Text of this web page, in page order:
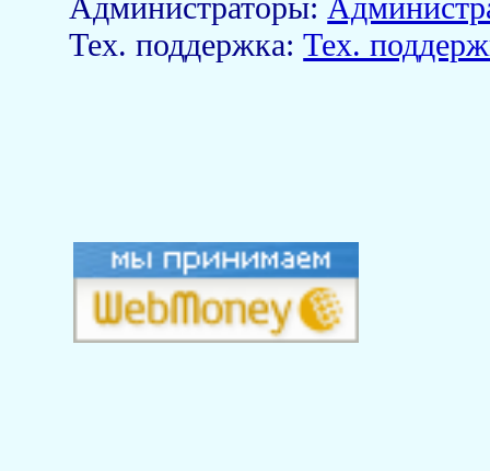
Тех. поддержка:Тех.